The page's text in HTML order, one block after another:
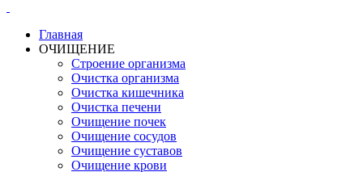
Главная
ОЧИЩЕНИЕ
Строение организма
Очистка организма
Очистка кишечника
Очистка печени
Очищение почек
Очищение сосудов
Очищение суставов
Очищение крови